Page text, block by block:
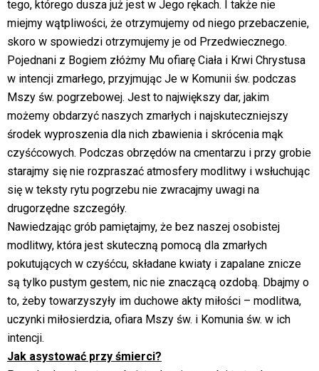
tego, którego dusza już jest w Jego rękach. I także nie
miejmy wątpliwości, że otrzymujemy od niego przebaczenie,
skoro w spowiedzi otrzymujemy je od Przedwiecznego.
Pojednani z Bogiem złóżmy Mu ofiarę Ciała i Krwi Chrystusa
w intencji zmarłego, przyjmując Je w Komunii św. podczas
Mszy św. pogrzebowej. Jest to największy dar, jakim
możemy obdarzyć naszych zmarłych i najskuteczniejszy
środek wyproszenia dla nich zbawienia i skrócenia mąk
czyśćcowych. Podczas obrzędów na cmentarzu i przy grobie
starajmy się nie rozpraszać atmosfery modlitwy i wsłuchując
się w teksty rytu pogrzebu nie zwracajmy uwagi na
drugorzędne szczegóły.
Nawiedzając grób pamiętajmy, że bez naszej osobistej
modlitwy, która jest skuteczną pomocą dla zmarłych
pokutujących w czyśćcu, składane kwiaty i zapalane znicze
są tylko pustym gestem, nic nie znaczącą ozdobą. Dbajmy o
to, żeby towarzyszyły im duchowe akty miłości – modlitwa,
uczynki miłosierdzia, ofiara Mszy św. i Komunia św. w ich
intencji.
Jak asystować przy śmierci?